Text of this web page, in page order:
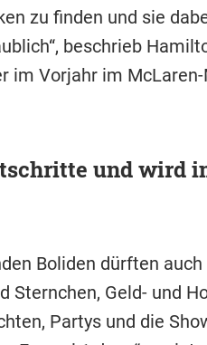
zu finden und sie
beschrieb
im Vorjahr im
und wird
Boliden dürften
Geld- und
Partys und die